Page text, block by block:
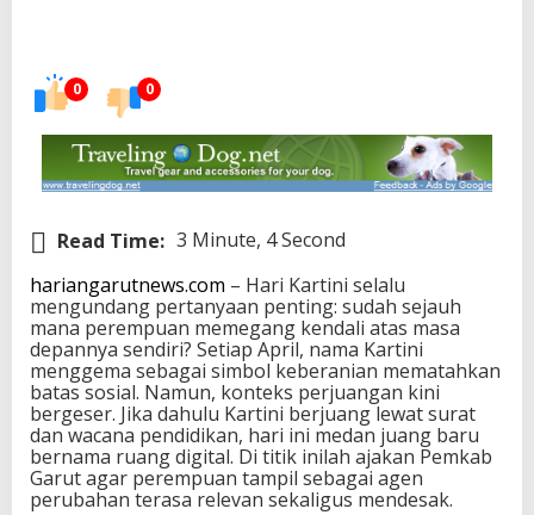
0 0
Read Time: 3 Minute, 4 Second
hariangarutnews.com – Hari Kartini selalu
mengundang pertanyaan penting: sudah sejauh
mana perempuan memegang kendali atas masa
depannya sendiri? Setiap April, nama Kartini
menggema sebagai simbol keberanian mematahkan
batas sosial. Namun, konteks perjuangan kini
bergeser. Jika dahulu Kartini berjuang lewat surat
dan wacana pendidikan, hari ini medan juang baru
bernama ruang digital. Di titik inilah ajakan Pemkab
Garut agar perempuan tampil sebagai agen
perubahan terasa relevan sekaligus mendesak.